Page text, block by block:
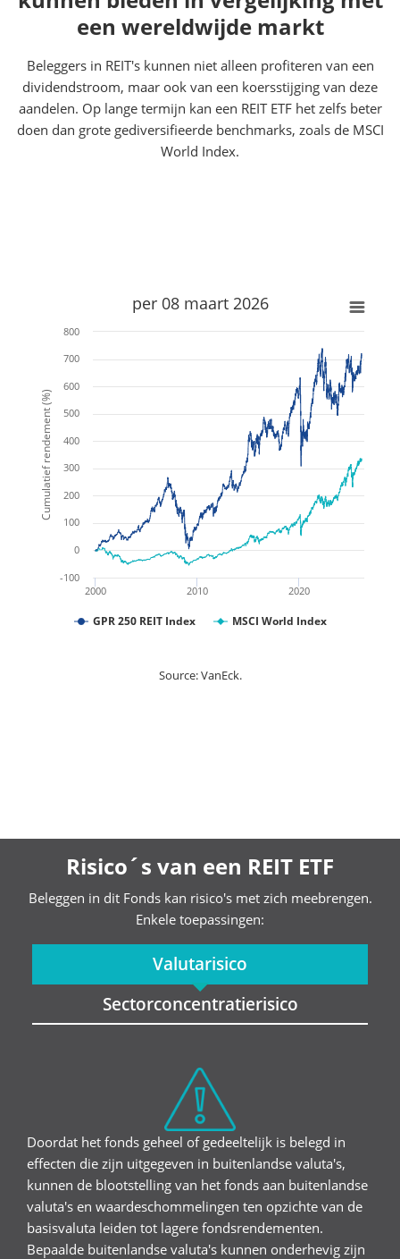
een wereldwijde markt
Beleggers in REIT's kunnen niet alleen profiteren van een
dividendstroom, maar ook van een koersstijging van deze
aandelen. Op lange termijn kan een REIT ETF het zelfs beter
doen dan grote gediversifieerde benchmarks, zoals de MSCI
World Index.
Cumulatief rendement (%)
per 08 maart 2026
2000 2010 2020
-100
0
100
200
300
400
500
600
700
800
GPR 250 REIT Index MSCI World Index
Source: VanEck.
Risico´s van een REIT ETF
Beleggen in dit Fonds kan risico's met zich meebrengen.
Enkele toepassingen:
Valutarisico
Sectorconcentratierisico
Doordat het fonds geheel of gedeeltelijk is belegd in
effecten die zijn uitgegeven in buitenlandse valuta's,
kunnen de blootstelling van het fonds aan buitenlandse
valuta's en waardeschommelingen ten opzichte van de
basisvaluta leiden tot lagere fondsrendementen.
Bepaalde buitenlandse valuta's kunnen onderhevig zijn